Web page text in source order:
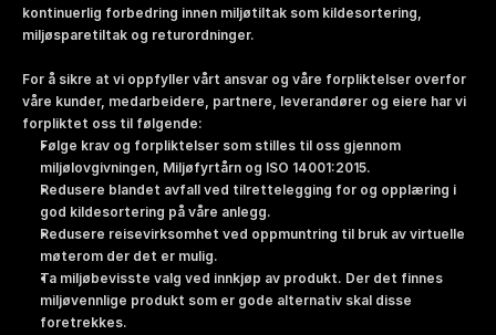
kontinuerlig forbedring innen miljøtiltak som kildesortering,
miljøsparetiltak og returordninger.
For å sikre at vi oppfyller vårt ansvar og våre forpliktelser overfor
våre kunder, medarbeidere, partnere, leverandører og eiere har vi
forpliktet oss til følgende:
Følge krav og forpliktelser som stilles til oss gjennom
miljølovgivningen, Miljøfyrtårn og ISO 14001:2015.
Redusere blandet avfall ved tilrettelegging for og opplæring i
god kildesortering på våre anlegg.
Redusere reisevirksomhet ved oppmuntring til bruk av virtuelle
møterom der det er mulig.
Ta miljøbevisste valg ved innkjøp av produkt. Der det finnes
miljøvennlige produkt som er gode alternativ skal disse
foretrekkes.